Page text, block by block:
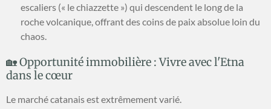
escaliers (« le chiazzette ») qui descendent le long de la
roche volcanique, offrant des coins de paix absolue loin du
chaos.
🏡 Opportunité immobilière : Vivre avec l'Etna
dans le cœur
Le marché catanais est extrêmement varié.